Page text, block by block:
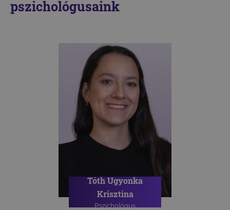
pszichológusaink
Tóth Ugyonka
Krisztina
Pszichológus